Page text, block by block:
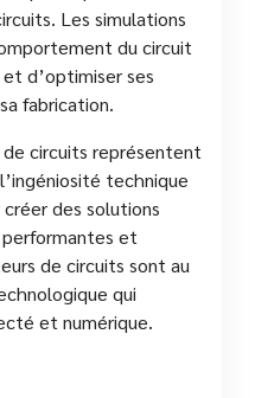
Les simulations
du circuit
d’optimiser ses
fabrication.
circuits représentent
technique
des solutions
et
de circuits sont au
qui
et numérique.